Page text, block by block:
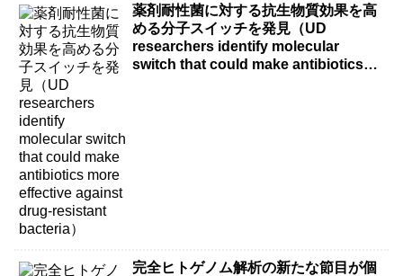
薬剤耐性菌に対する抗生物質効果を高
める分子スイッチを発見（UD
researchers identify molecular
switch that could make antibiotics
完全ヒトゲノム解析の新たな節目が個